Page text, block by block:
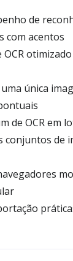
de
com acentos
OCR
única
de OCR em
conjuntos de